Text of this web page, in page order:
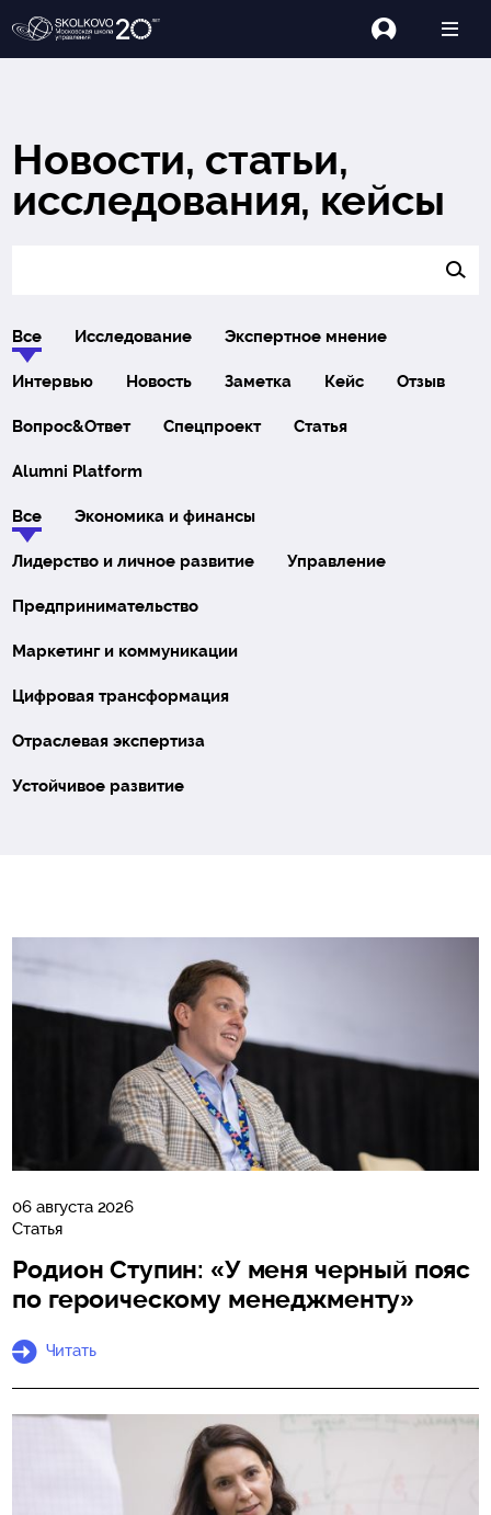
Новости, статьи,
исследования, кейсы
Все Исследование Экспертное мнение
Интервью Новость Заметка Кейс Отзыв
Вопрос&Ответ Спецпроект Статья
Alumni Platform
Все Экономика и финансы
Лидерство и личное развитие Управление
Предпринимательство
Маркетинг и коммуникации
Цифровая трансформация
Отраслевая экспертиза
Устойчивое развитие
06 августа 2026
Статья
Родион Ступин: «У меня черный пояс
по героическому менеджменту»
Читать